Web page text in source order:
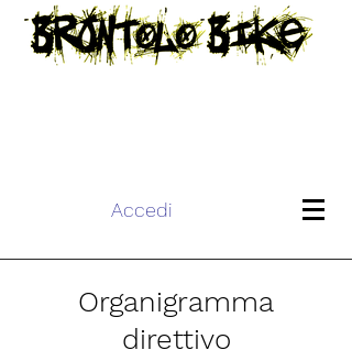
Accedi
Organigramma
direttivo